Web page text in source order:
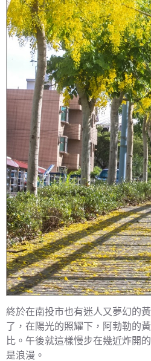
終於在南投市也有迷人又夢幻的
了，在陽光的照耀下，阿勃勒的
比。午後就這樣慢步在幾近炸開
是浪漫。